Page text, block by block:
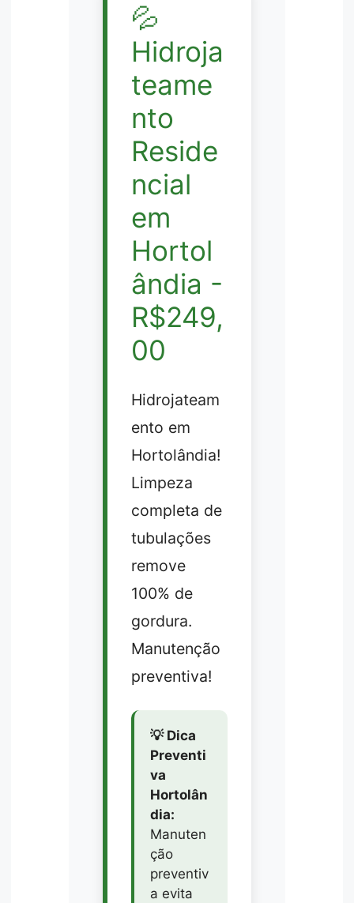
💦
Hidroja
teame
nto
Reside
ncial
em
Hortol
ândia -
R$249,
00
Hidrojateam
ento em
Hortolândia!
Limpeza
completa de
tubulações
remove
100% de
gordura.
Manutenção
preventiva!
💡 Dica
Preventi
va
Hortolân
dia:
Manuten
ção
preventiv
a evita